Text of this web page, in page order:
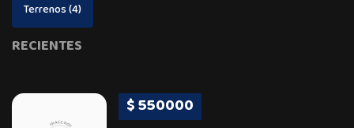
Terrenos(4)
RECIENTES
$ 550000